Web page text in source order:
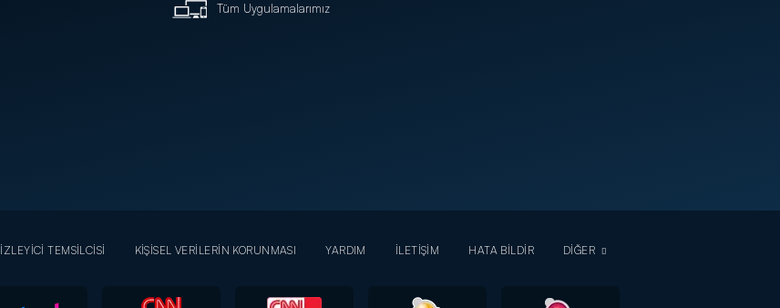
Tüm Uygulamalarımız
İZLEYİCİ TEMSİLCİSİ KİŞİSEL VERİLERİN KORUNMASI YARDIM İLETİŞİM HATA BİLDİR DİĞER